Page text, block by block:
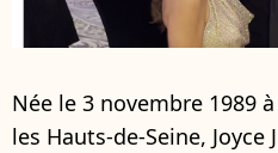
Née le 3 novembre 1989
les Hauts-de-Seine,